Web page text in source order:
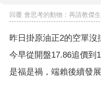
回覆 會思考的動物：再請教傑
昨日掛原油正2的空單沒
今早從開盤17.86追價到
是福是禍，端賴後續發